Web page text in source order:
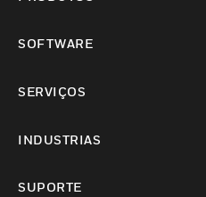
SOFTWARE
SERVIÇOS
INDUSTRIAS
SUPORTE